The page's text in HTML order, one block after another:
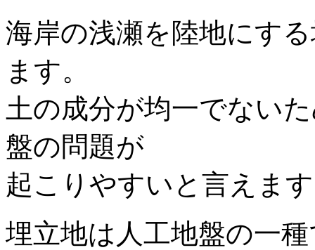
海岸の浅瀬を陸地にす
ます。
土の成分が均一でない
盤の問題が
起こりやすいと言えま
埋立地は人工地盤の一